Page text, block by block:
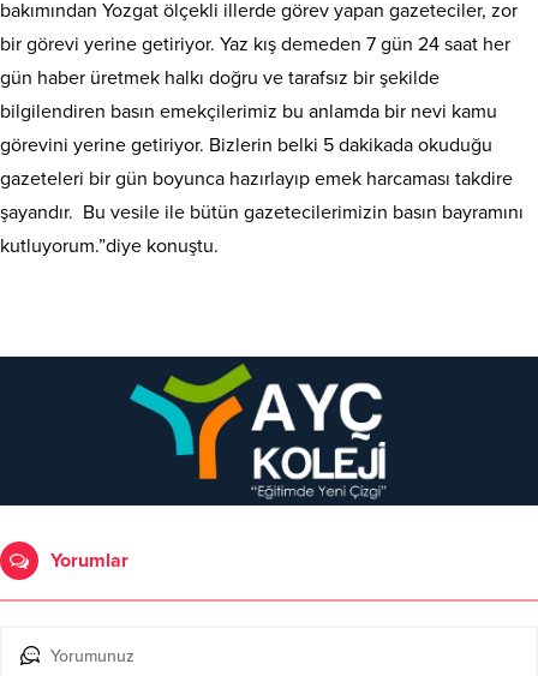
bakımından Yozgat ölçekli illerde görev yapan gazeteciler, zor
bir görevi yerine getiriyor. Yaz kış demeden 7 gün 24 saat her
gün haber üretmek halkı doğru ve tarafsız bir şekilde
bilgilendiren basın emekçilerimiz bu anlamda bir nevi kamu
görevini yerine getiriyor. Bizlerin belki 5 dakikada okuduğu
gazeteleri bir gün boyunca hazırlayıp emek harcaması takdire
şayandır. Bu vesile ile bütün gazetecilerimizin basın bayramını
kutluyorum.”diye konuştu.
Yorumlar